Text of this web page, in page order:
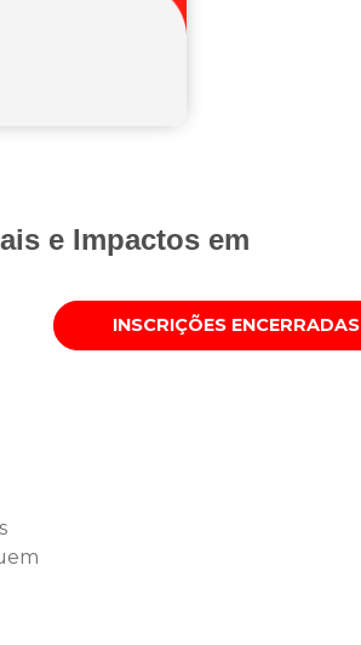
e Impactos em
INSCRIÇÕES ENCERRADAS